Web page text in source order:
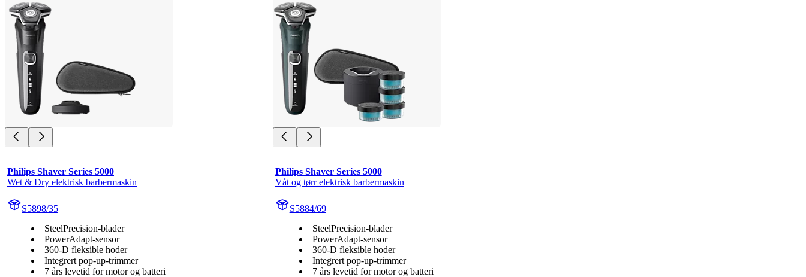
Philips Shaver Series 5000
Wet & Dry elektrisk barbermaskin
S5898/35
SteelPrecision-blader
PowerAdapt-sensor
360-D fleksible hoder
Integrert pop-up-trimmer
7 års levetid for motor og batteri
Philips Shaver Series 5000
Våt og tørr elektrisk barbermaskin
S5884/69
SteelPrecision-blader
PowerAdapt-sensor
360-D fleksible hoder
Integrert pop-up-trimmer
7 års levetid for motor og batteri